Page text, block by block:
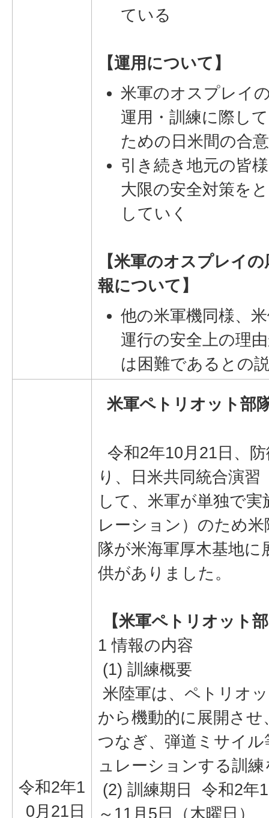
ている
【運用について】
米軍のオスプレイ
運用・訓練に際し
ための日米間の合
引き続き地元の皆
大限の安全対策を
していく
【米軍のオスプレイ
報について】
他の米軍機同様、
運行の安全上の理
は困難であるとの
令和2年1
0月21日
米軍ペトリオット部
令和2年10月21日、
り、日米共同統合演習
して、米軍が単独で
レーション）のため
隊が米海軍厚木基地に
供がありました。
【米軍ペトリオット
1 情報の内容
(1) 訓練概要
米陸軍は、ペトリオ
から機動的に展開さ
つなぎ、弾道ミサイ
ュレーションする訓
(2) 訓練期日 令和2年
～11月5日（木曜日）